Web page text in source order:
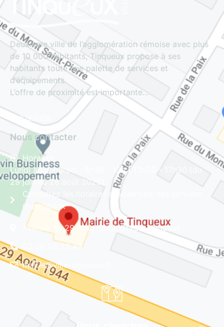
Deuxième ville de l’agglomération rémoise avec plus
de 10 000 habitants, Tinqueux propose à ses
habitants toute une palette de services et
d’équipements.
L’offre de proximité est importante…
Lire la suite
Nous contacter
Horaires
Lundi au vendredi : 8h30 - 12h | 13h30 - 17h30 (du
29 juin au 28 août 2026)
Consultez les horaires d'ouverture des services
municipaux
Avenue du 29 Août 1944, 51430 Tinqueux
03 26 08 23 45
mairie@ville-tinqueux.fr